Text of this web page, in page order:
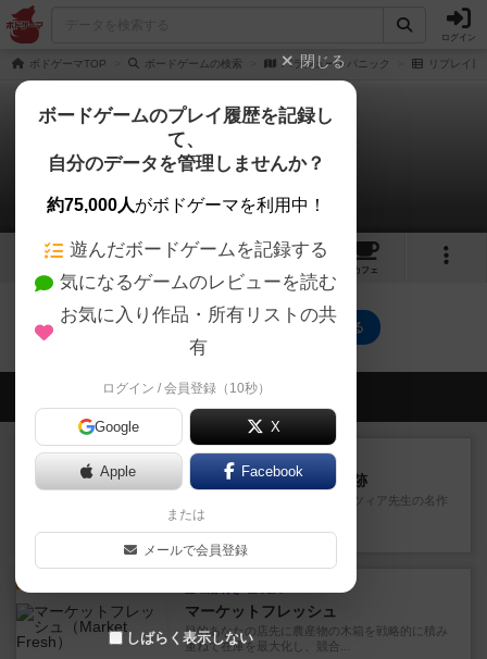
ログイン
ボドゲーマTOP ボードゲームの検索 パラシュートパニック リプレイ日
パラシュートパニック
0件のリプレイ日記
1 5
カフェ
パラシュートパニックのトップに戻る
会員の新しい投稿
レビュー
アルナックの失われし遺跡
アナログ対人プレイ数回。クニツィア先生の名作
「エルドラドを探して」にあ...
約1時間前by おーちゃん
マーケットフレッシュ
目的あなたの店先に農産物の木箱を戦略的に積み
重ねて在庫を最大化し、競合...
閉じる
ボードゲームのプレイ履歴を記録し
て、
自分のデータを管理しませんか？
約75,000人がボドゲーマを利用中！
遊んだボードゲームを記録する
気になるゲームのレビューを読む
お気に入り作品・所有リストの共
有
ログイン / 会員登録（10秒）
Google X
Apple Facebook
または
メールで会員登録
しばらく表示しない